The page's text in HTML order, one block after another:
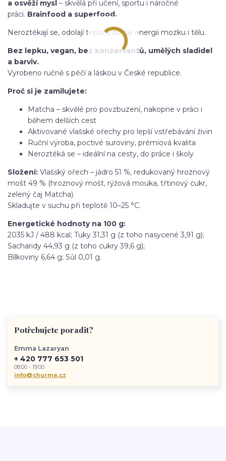
a osvěží mysl – skvělá při učení, sportu i náročné
práci. Brainfood a superfood.
Neroztékají se, odolají teplu a dodají energii mozku i tělu.
Bez lepku, vegan, bez konzervantů, umělých sladidel
a barviv.
Vyrobeno ručně s péčí a láskou v České republice.
Proč si je zamilujete:
Matcha – skvělé pro povzbuzení, nakopne v práci i
během delších cest
Aktivované vlašské ořechy pro lepší vstřebávání živin
Ruční výroba, poctivé suroviny, prémiová kvalita
Neroztéká se – ideální na cesty, do práce i školy
Složení: Vlašský ořech – jádro 51 %, redukovaný hroznový
mošt 49 % (hroznový mošt, rýžová mouka, třtinový cukr,
zelený čaj Matcha).
Skladujte v suchu při teplotě 10–25 °C.
Energetické hodnoty na 100 g:
2035 kJ / 488 kcal; Tuky 31,31 g (z toho nasycené 3,91 g);
Sacharidy 44,93 g (z toho cukry 39,6 g);
Bílkoviny 6,64 g; Sůl 0,01 g.
Potřebujete poradit?
Emma Lazaryan
+ 420 777 653 501
08:00 - 19:00
info@churma.cz